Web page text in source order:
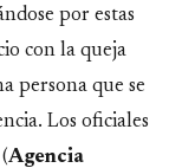
por estas
con la queja
persona que se
Los oficiales
Agencia